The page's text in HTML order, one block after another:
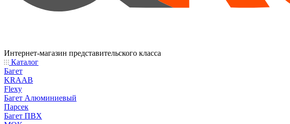
Интернет-магазин представительского класса
Каталог
Багет
KRAAB
Flexy
Багет Алюминиевый
Парсек
Багет ПВХ